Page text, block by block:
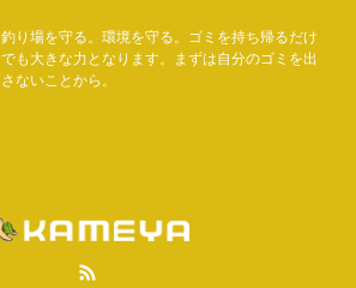
釣り場を守る。環境を守る。ゴミを持ち帰るだけ
でも大きな力となります。まずは自分のゴミを出
さないことから。